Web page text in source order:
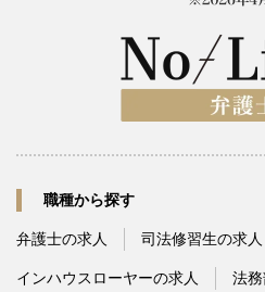
職種から探す
弁護士の求人 司法修習生の求人
インハウスローヤーの求人 法務